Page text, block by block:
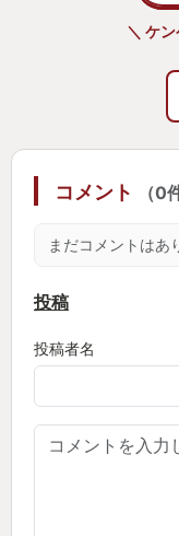
す。でもカバンダ
社長の看板を必死
愛社精神熱い漢(
も私はハイラルの
＼ ケ
コメント （0
まだコメントはあ
投稿
投稿者名